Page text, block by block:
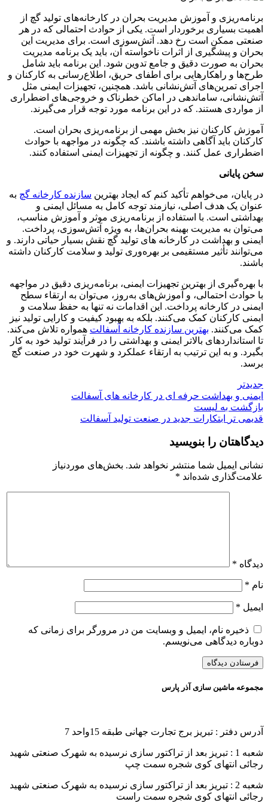
برنامه‌ریزی و آموزش مدیریت بحران در کارخانه‌های تولید گچ از
اهمیت بسیاری برخوردار است. یکی از حوادث احتمالی که در هر
صنعتی ممکن است رخ دهد. آتش‌سوزی است. برای مدیریت این
بحران و پیشگیری از اثرات ناخواسته آن، باید یک برنامه مدیریت
بحران به صورت دقیق و جامع تدوین شود. این برنامه باید شامل
طرح‌ها و راهکارهایی برای اطفای حریق، اطلاع‌رسانی به کارکنان و
اجرای تمرین‌های آتش‌نشانی باشد. همچنین، تجهیزات ایمنی مثل
آتش‌نشانی، ساماندهی در اماکن خطرناک و خروجی‌های اضطراری
از مواردی هستند. که در این برنامه مورد توجه قرار می‌گیرند.
آموزش کارکنان نیز بخش مهمی از برنامه‌ریزی بحران است.
کارکنان باید آگاهی داشته باشند. که چگونه در مواجهه با حوادث
اضطراری عمل کنند. و چگونه از تجهیزات ایمنی استفاده کنند.
سخن پایانی
در پایان، می‌خواهم تأکید کنم که ایجاد بهترین سازنده کارخانه گچ به
عنوان یک هدف اصلی، نیازمند توجه کامل به مسائل ایمنی و
بهداشتی است. با استفاده از برنامه‌ریزی موثر و آموزش مناسب،
می‌توان به مدیریت بهینه بحران‌ها، به ویژه آتش‌سوزی، پرداخت.
ایمنی و بهداشت در کارخانه های تولید گچ نقش بسیار حیاتی دارند. و
می‌توانند تأثیر مستقیمی بر بهره‌وری تولید و سلامت کارکنان داشته
باشند.
با بهره‌گیری از بهترین تجهیزات ایمنی، برنامه‌ریزی دقیق در مواجهه
با حوادث احتمالی، و آموزش‌های به‌روز، می‌توان به ارتقاء سطح
ایمنی در کارخانه پرداخت. این اقدامات نه تنها به حفظ سلامت و
ایمنی کارکنان کمک می‌کنند. بلکه به بهبود کیفیت و کارایی تولید نیز
کمک می‌کنند. بهترین سازنده کارخانه آسفالت همواره تلاش می‌کند.
تا استانداردهای بالاتر ایمنی و بهداشتی را در فرآیند تولید خود به کار
بگیرد. و به این ترتیب به ارتقاء عملکرد و شهرت خود در صنعت گچ
برسد.
جدیدتر
ایمنی و بهداشت حرفه ای در کارخانه های آسفالت
بازگشت به لیست
قدیمی تر
ابتکارات جدید در صنعت تولید آسفالت
دیدگاهتان را بنویسید
نشانی ایمیل شما منتشر نخواهد شد. بخش‌های موردنیاز
علامت‌گذاری شده‌اند *
دیدگاه *
نام *
ایمیل *
ذخیره نام، ایمیل و وبسایت من در مرورگر برای زمانی که
دوباره دیدگاهی می‌نویسم.
مجموعه ماشین سازی آذر پارس
آدرس دفتر : تبریز برج تجارت جهانی طبقه 15واحد 7
شعبه 1 : تبریز بعد از تراکتور سازی نرسیده به شهرک صنعتی شهید
رجائی انتهای کوی شجره سمت چپ
شعبه 2 : تبریز بعد از تراکتور سازی نرسیده به شهرک صنعتی شهید
رجائی انتهای کوی شجره سمت راست